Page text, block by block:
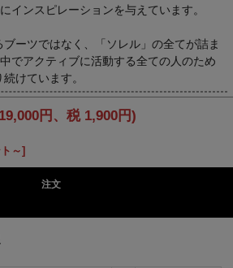
インスピレーションを与えています。
ーツではなく、「ソレル」の全てが詰ま
でアクティブに活動する全ての人のため
けています。
円、税 1,900円)
～]
注文